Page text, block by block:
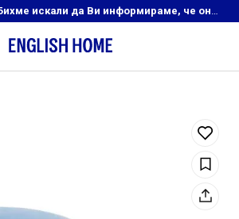
Скъпи клиенти, Бихме искали да Ви информираме, че онлайн магазинът на English Home преустановява своята дейност. Прекрасният ни и усмихнат екип ,Ви очаква в нашите физически магазини, където ще откриете любимите си продукти! Благодарим Ви, че сте част от семейството на Еnglish Home!